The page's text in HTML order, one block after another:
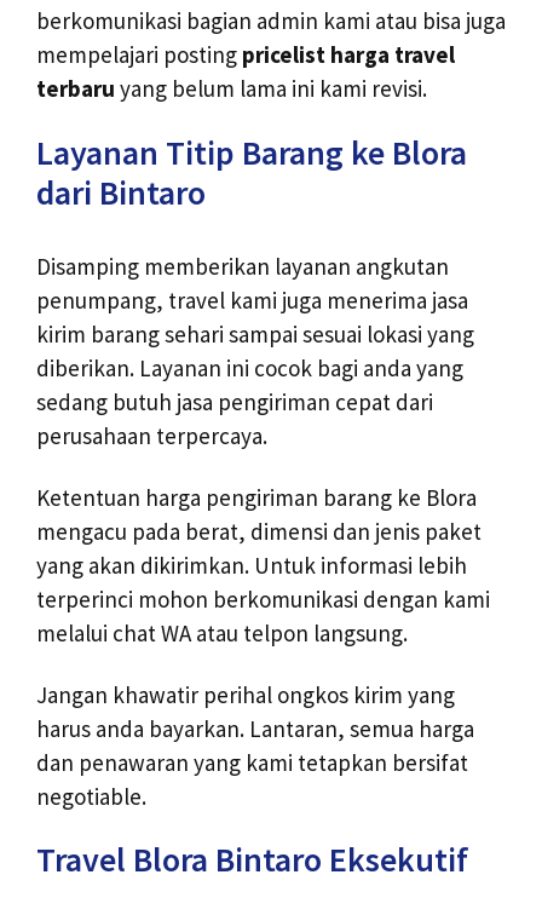
berkomunikasi bagian admin kami atau bisa juga
mempelajari posting pricelist harga travel
terbaru yang belum lama ini kami revisi.
Layanan Titip Barang ke Blora
dari Bintaro
Disamping memberikan layanan angkutan
penumpang, travel kami juga menerima jasa
kirim barang sehari sampai sesuai lokasi yang
diberikan. Layanan ini cocok bagi anda yang
sedang butuh jasa pengiriman cepat dari
perusahaan terpercaya.
Ketentuan harga pengiriman barang ke Blora
mengacu pada berat, dimensi dan jenis paket
yang akan dikirimkan. Untuk informasi lebih
terperinci mohon berkomunikasi dengan kami
melalui chat WA atau telpon langsung.
Jangan khawatir perihal ongkos kirim yang
harus anda bayarkan. Lantaran, semua harga
dan penawaran yang kami tetapkan bersifat
negotiable.
Travel Blora Bintaro Eksekutif